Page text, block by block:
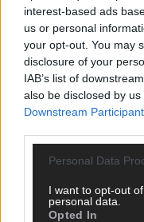
interest-based ads
us or personal
your opt-out. You may
disclosure of your
IAB’s list of
also be disclosed by
Downstream
Personal Data
I want to opt-out
personal data.
Opted In
erneut mit „You Are
The Masked Singer:
Schauspieler glänzte
The Masked Singer:
Muuhnika verzaubert
Are The World“!
The Masked Singer:
Moon“!
The Masked Singer: